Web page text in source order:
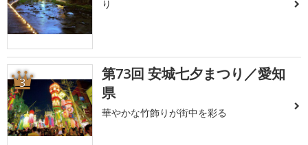
り
3
第73回 安城七夕まつり／愛知
県
華やかな竹飾りが街中を彩る